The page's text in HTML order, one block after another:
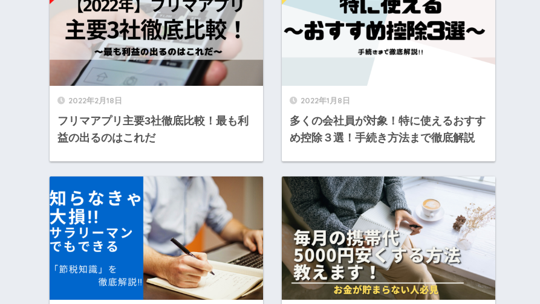
2022年2月18日
フリマアプリ主要3社徹底比較！最も利
益の出るのはこれだ
2022年1月8日
多くの会社員が対象！特に使えるおすす
め控除３選！手続き方法まで徹底解説